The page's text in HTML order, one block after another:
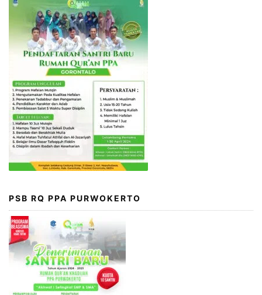
PSB RQ PPA PURWOKERTO